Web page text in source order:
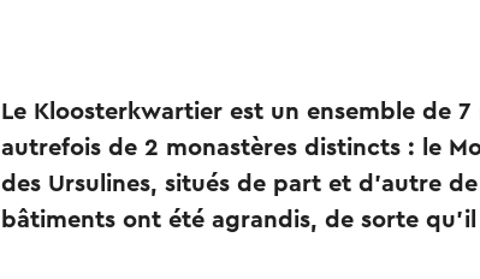
Le Kloosterkwartier est un ensemble de
autrefois de 2 monastères distincts : le
des Ursulines, situés de part et d'autre
bâtiments ont été agrandis, de sorte